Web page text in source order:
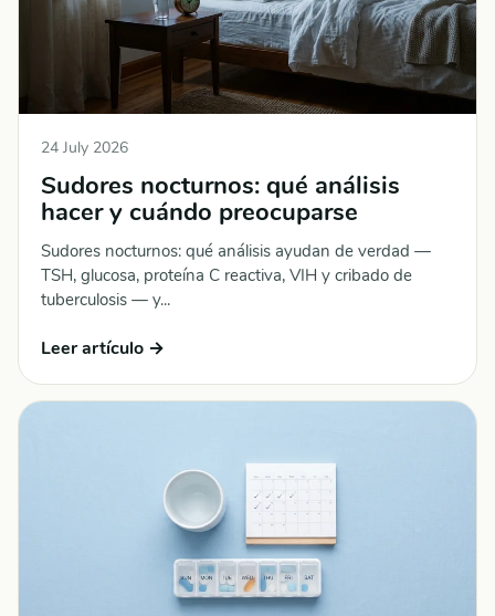
24 July 2026
Sudores nocturnos: qué análisis
hacer y cuándo preocuparse
Sudores nocturnos: qué análisis ayudan de verdad —
TSH, glucosa, proteína C reactiva, VIH y cribado de
tuberculosis — y...
Leer artículo →